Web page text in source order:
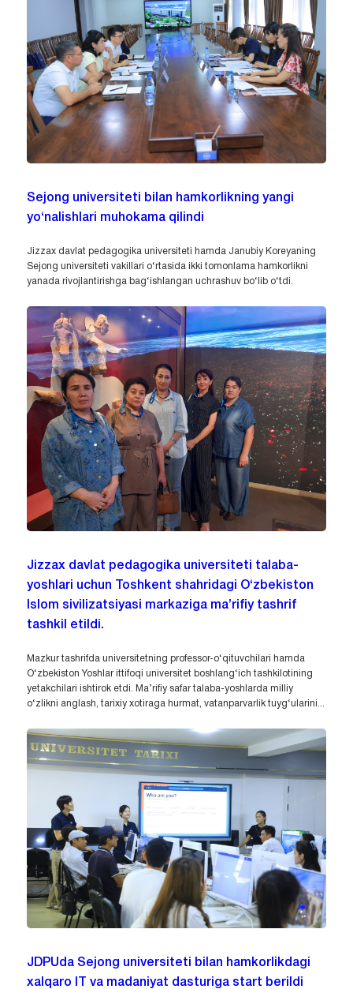
Sejong universiteti bilan hamkorlikning yangi
yo‘nalishlari muhokama qilindi
Jizzax davlat pedagogika universiteti hamda Janubiy Koreyaning
Sejong universiteti vakillari o‘rtasida ikki tomonlama hamkorlikni
yanada rivojlantirishga bag‘ishlangan uchrashuv bo‘lib o‘tdi.
Jizzax davlat pedagogika universiteti talaba-
yoshlari uchun Toshkent shahridagi O‘zbekiston
Islom sivilizatsiyasi markaziga ma’rifiy tashrif
tashkil etildi.
Mazkur tashrifda universitetning professor-o‘qituvchilari hamda
O‘zbekiston Yoshlar ittifoqi universitet boshlang‘ich tashkilotining
yetakchilari ishtirok etdi. Ma’rifiy safar talaba-yoshlarda milliy
o‘zlikni anglash, tarixiy xotiraga hurmat, vatanparvarlik tuyg‘ularini...
JDPUda Sejong universiteti bilan hamkorlikdagi
xalqaro IT va madaniyat dasturiga start berildi